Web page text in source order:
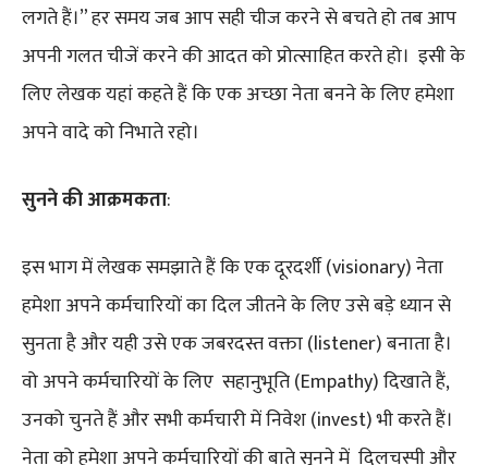
लगते हैं।” हर समय जब आप सही चीज करने से बचते हो तब आप
अपनी गलत चीजें करने की आदत को प्रोत्साहित करते हो। इसी के
लिए लेखक यहां कहते हैं कि एक अच्छा नेता बनने के लिए हमेशा
अपने वादे को निभाते रहो।
सुनने की आक्रमकता:
इस भाग में लेखक समझाते हैं कि एक दूरदर्शी (visionary) नेता
हमेशा अपने कर्मचारियों का दिल जीतने के लिए उसे बड़े ध्यान से
सुनता है और यही उसे एक जबरदस्त वक्ता (listener) बनाता है।
वो अपने कर्मचारियों के लिए सहानुभूति (Empathy) दिखाते हैं,
उनको चुनते हैं और सभी कर्मचारी में निवेश (invest) भी करते हैं।
नेता को हमेशा अपने कर्मचारियों की बाते सुनने में दिलचस्पी और